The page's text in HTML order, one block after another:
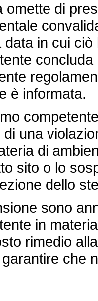
di
data in cui
è informata.
una
di
sito o lo
dello
sono
in
rimedio
che